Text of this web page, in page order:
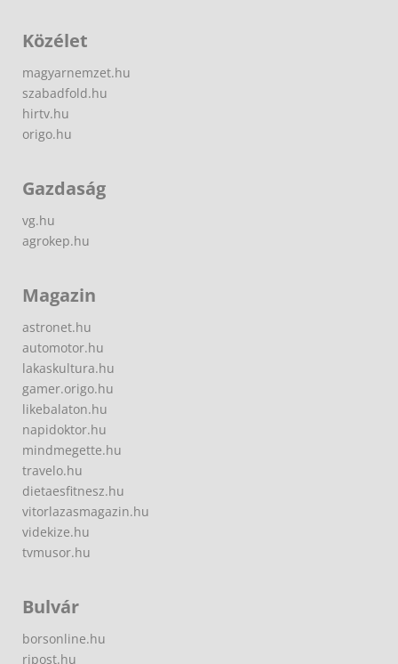
Közélet
magyarnemzet.hu
szabadfold.hu
hirtv.hu
origo.hu
Gazdaság
vg.hu
agrokep.hu
Magazin
astronet.hu
automotor.hu
lakaskultura.hu
gamer.origo.hu
likebalaton.hu
napidoktor.hu
mindmegette.hu
travelo.hu
dietaesfitnesz.hu
vitorlazasmagazin.hu
videkize.hu
tvmusor.hu
Bulvár
borsonline.hu
ripost.hu